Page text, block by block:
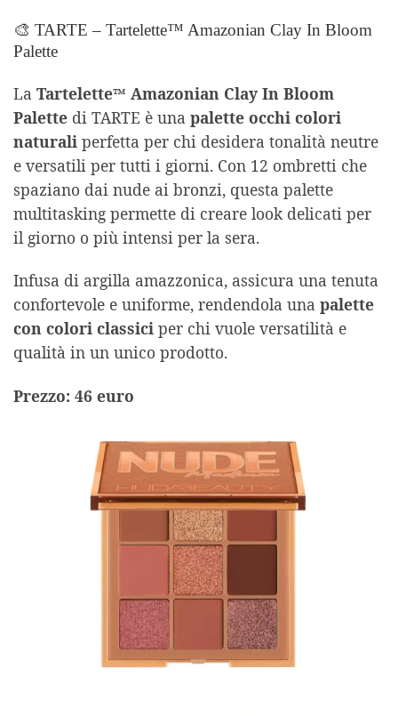
🎨 TARTE – Tartelette™ Amazonian Clay In Bloom
Palette
La Tartelette™ Amazonian Clay In Bloom
Palette di TARTE è una palette occhi colori
naturali perfetta per chi desidera tonalità neutre
e versatili per tutti i giorni. Con 12 ombretti che
spaziano dai nude ai bronzi, questa palette
multitasking permette di creare look delicati per
il giorno o più intensi per la sera.
Infusa di argilla amazzonica, assicura una tenuta
confortevole e uniforme, rendendola una palette
con colori classici per chi vuole versatilità e
qualità in un unico prodotto.
Prezzo: 46 euro